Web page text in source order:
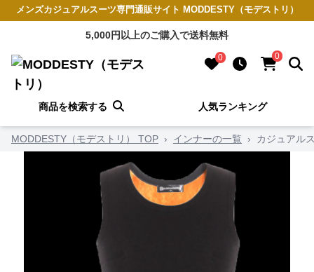
メンズカジュアルスーツ専門通販サイト MODDESTY（モデストリ）
5,000円以上のご購入で送料無料
0 0
商品を検索する 人気ランキング
MODDESTY（モデストリ） TOP › インナーの一覧 › カジュアル